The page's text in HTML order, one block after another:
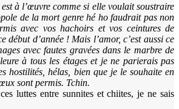
à l’œuvre comme si elle voulait soustraire
de la mort genre hé ho faudrait pas non
avec vos hachoirs et vos ceintures de
début d’année ! Mais l’amor, c’est aussi ce
avec fautes gravées dans le marbre de
à tous les étages et je ne parierais pas
hostilités, hélas, bien que je le souhaite en
sont permis. Tchin.
luttes entre sunnites et chiites, je ne sais